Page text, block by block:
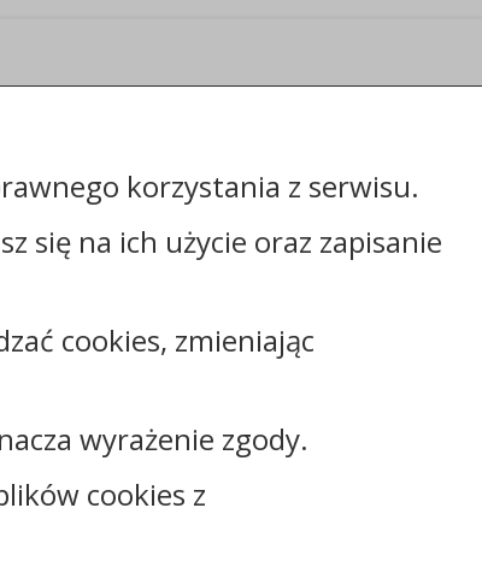
Informacje dodatkowe:
REGON: 910333036
korzystania z serwisu.
się na ich użycie oraz zapisanie
cookies, zmieniając
wyrażenie zgody.
cookies z